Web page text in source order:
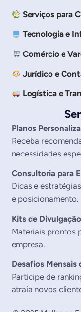
Serviços para
Tecnologia e
Comércio e
Jurídico e
Logística e
Planos
Receba
necessidades
Consultoria para
Dicas e
e posicionamento.
Kits de
Materiais prontos
empresa.
Desafios Mensais
Participe de
atraia novos